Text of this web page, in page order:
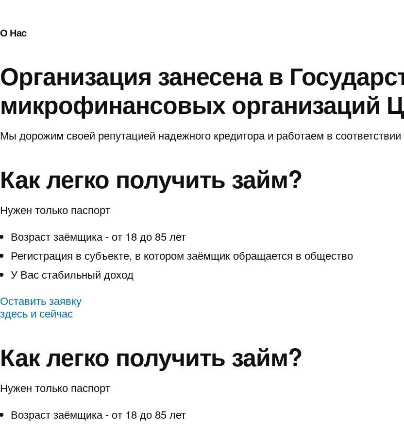
О Нас
Организация занесена в
микрофинансовых организаций
Мы дорожим своей репутацией надежного кредитора и работаем в
Как легко получить займ?
Нужен только паспорт
Возраст заёмщика - от 18 до 85 лет
Регистрация в субъекте, в котором заёмщик обращается в общество
У Вас стабильный доход
Оставить заявку
здесь и сейчас
Как легко получить займ?
Нужен только паспорт
Возраст заёмщика - от 18 до 85 лет